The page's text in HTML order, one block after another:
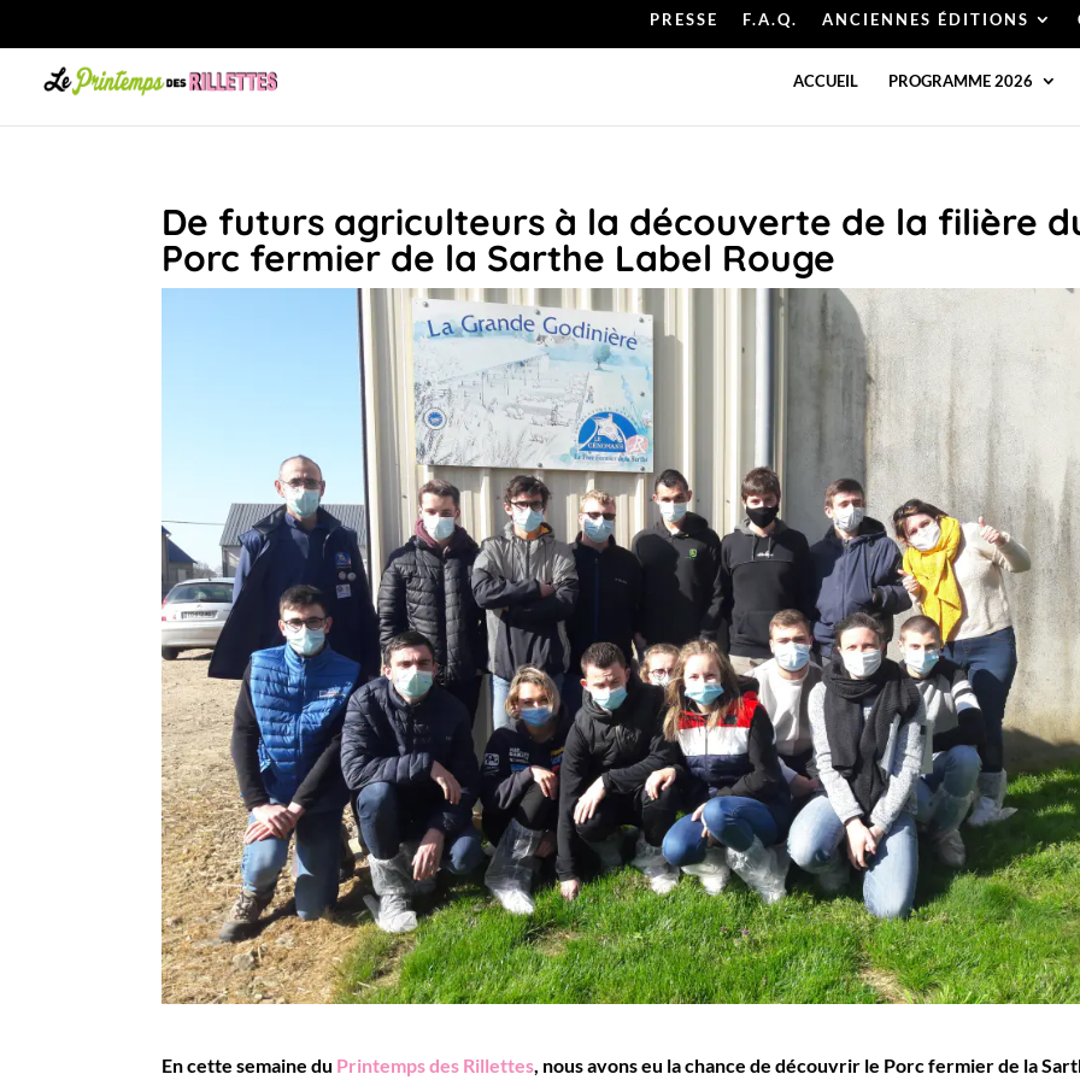
PRESSE F.A.Q. ANCIENNES ÉDITIONS
ACCUEIL PROGRAMME 2026
De futurs agriculteurs à la découverte de la filière
Porc fermier de la Sarthe Label Rouge
En cette semaine du Printemps des Rillettes , nous avons eu la chance de découvrir le Porc fermier de la